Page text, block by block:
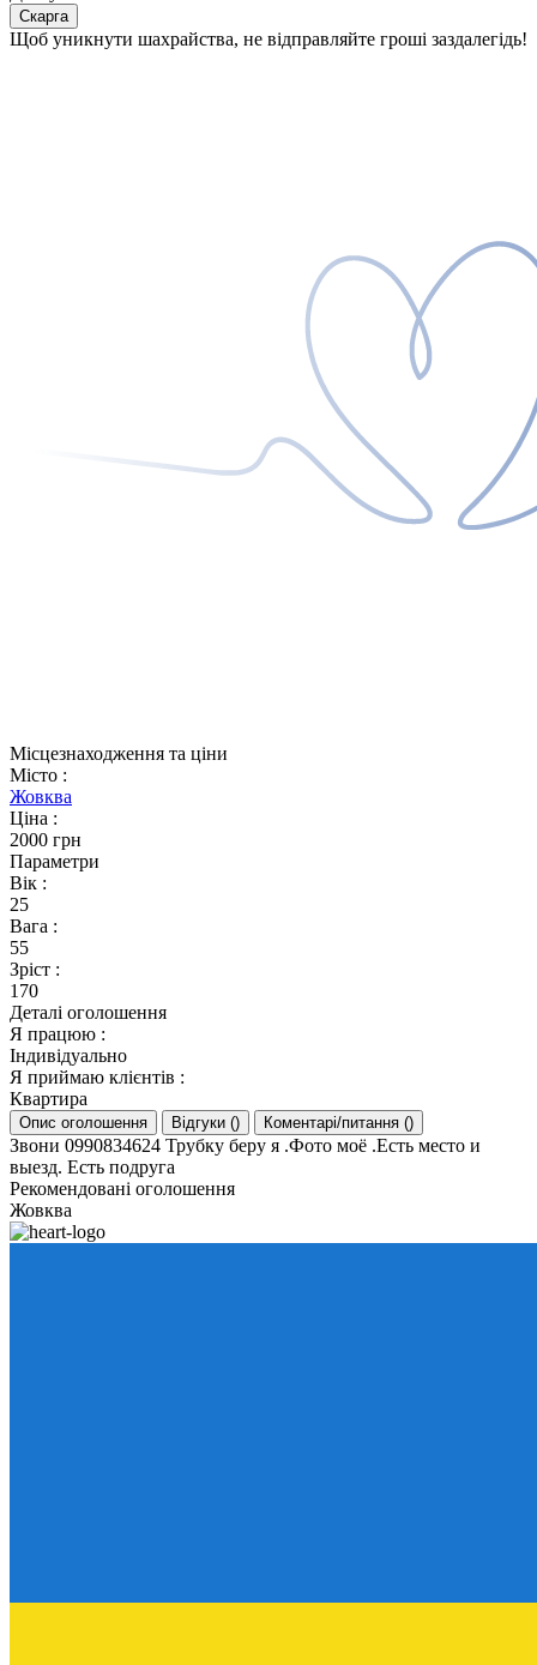
Скарга
Щоб уникнути шахрайства, не відправляйте гроші заздалегідь!
Місцезнаходження та ціни
Місто :
Жовква
Ціна :
2000 грн
Параметри
Вік :
25
Вага :
55
Зріст :
170
Деталі оголошення
Я працюю :
Індивідуально
Я приймаю клієнтів :
Квартира
Опис оголошення Відгуки () Коментарі/питання ()
Звони 0990834624 Трубку беру я .Фото моё .Есть место и
выезд. Есть подруга
Рекомендовані оголошення
Жовква